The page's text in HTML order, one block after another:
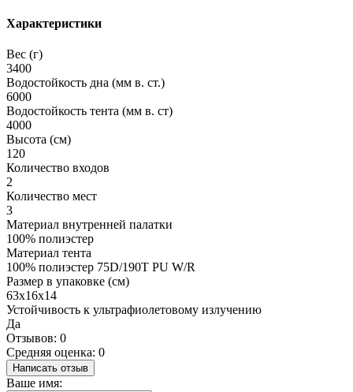
Характеристики
Вес (г)
3400
Водостойкость дна (мм в. ст.)
6000
Водостойкость тента (мм в. ст)
4000
Высота (см)
120
Количество входов
2
Количество мест
3
Материал внутренней палатки
100% полиэстер
Материал тента
100% полиэстер 75D/190T PU W/R
Размер в упаковке (см)
63х16х14
Устойчивость к ультрафиолетовому излучению
Да
Отзывов: 0
Средняя оценка: 0
Написать отзыв
Ваше имя: